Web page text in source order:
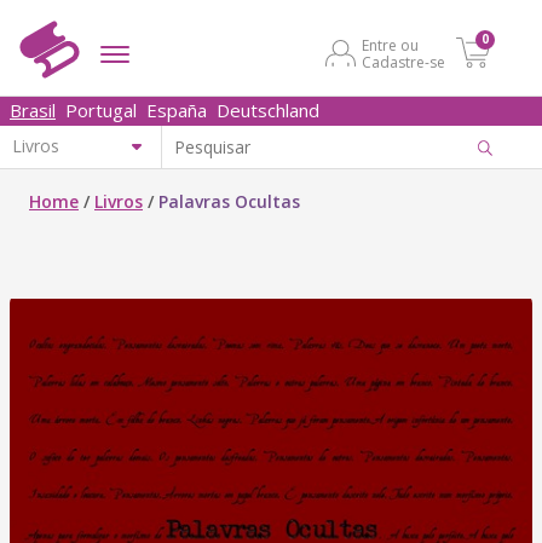
Entre ou
Cadastre-se
0
Brasil Portugal España Deutschland
Home / Livros / Palavras Ocultas